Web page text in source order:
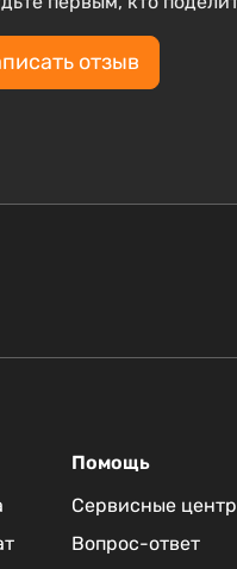
отзыв
Помощь
Сервисные
Вопрос-ответ